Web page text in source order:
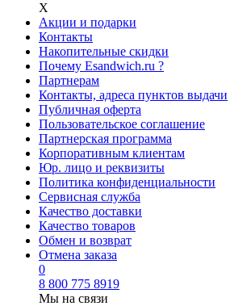
Х
Акции и подарки
Контакты
Накопительные скидки
Почему Esandwich.ru ?
Партнерам
Контакты, адреса пунктов выдачи
Публичная оферта
Пользовательское соглашение
Партнерская программа
Корпоративным клиентам
Юр. лицо и реквизиты
Политика конфиденциальности
Сервисная служба
Качество доставки
Качество товаров
Обмен и возврат
Отмена заказа
0
8 800 775 8919
Мы на связи